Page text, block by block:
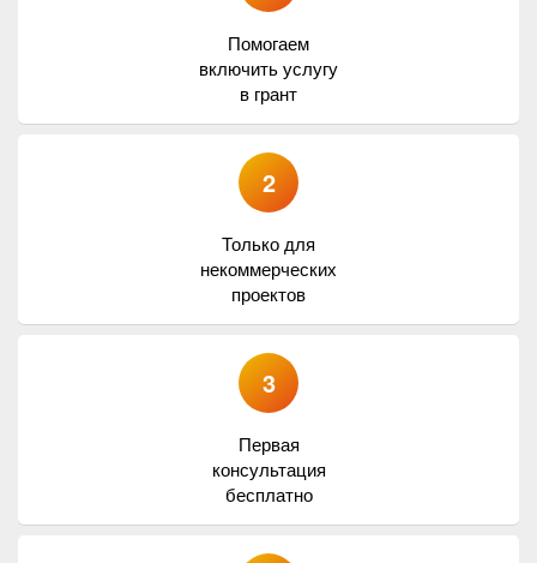
Помогаем
включить услугу
в грант
2
Только для
некоммерческих
проектов
3
Первая
консультация
бесплатно